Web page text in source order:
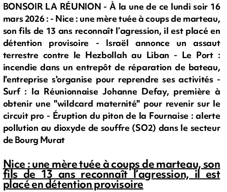
BONSOIR LA RÉUNION - À la une de ce lundi soir 16
mars 2026 : - Nice : une mère tuée à coups de marteau,
son fils de 13 ans reconnaît l’agression, il est placé en
détention provisoire - Israël annonce un assaut
terrestre contre le Hezbollah au Liban - Le Port :
incendie dans un entrepôt de réparation de bateau,
l'entreprise s'organise pour reprendre ses activités -
Surf : la Réunionnaise Johanne Defay, première à
obtenir une "wildcard maternité" pour revenir sur le
circuit pro - Éruption du piton de la Fournaise : alerte
pollution au dioxyde de souffre (SO2) dans le secteur
de Bourg Murat
Nice : une mère tuée à coups de marteau, son
fils de 13 ans reconnaît l’agression, il est
placé en détention provisoire